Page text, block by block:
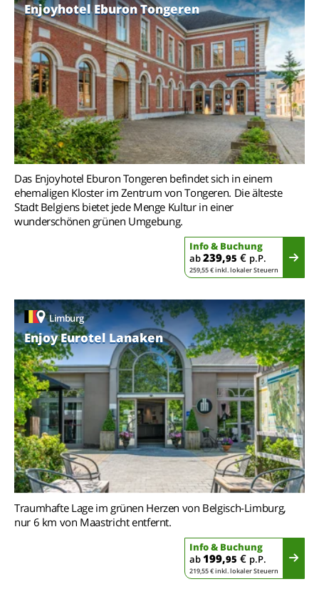
Enjoyhotel Eburon Tongeren
Das Enjoyhotel Eburon Tongeren befindet sich in einem
ehemaligen Kloster im Zentrum von Tongeren. Die älteste
Stadt Belgiens bietet jede Menge Kultur in einer
wunderschönen grünen Umgebung.
Info & Buchung
ab239,95 € p.P.
259,55 € inkl. lokaler Steuern
Limburg
Enjoy Eurotel Lanaken
Traumhafte Lage im grünen Herzen von Belgisch-Limburg,
nur 6 km von Maastricht entfernt.
Info & Buchung
ab199,95 € p.P.
219,55 € inkl. lokaler Steuern